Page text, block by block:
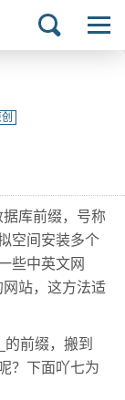
库前缀，号称
空间安装多个
些中英文网
站，这方法适
前缀，搬到
？下面吖七为